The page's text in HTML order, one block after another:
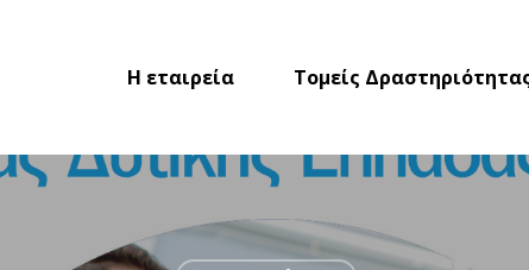
Η εταιρεία Τομείς